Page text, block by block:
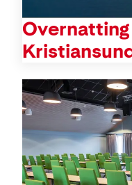
Overnatting